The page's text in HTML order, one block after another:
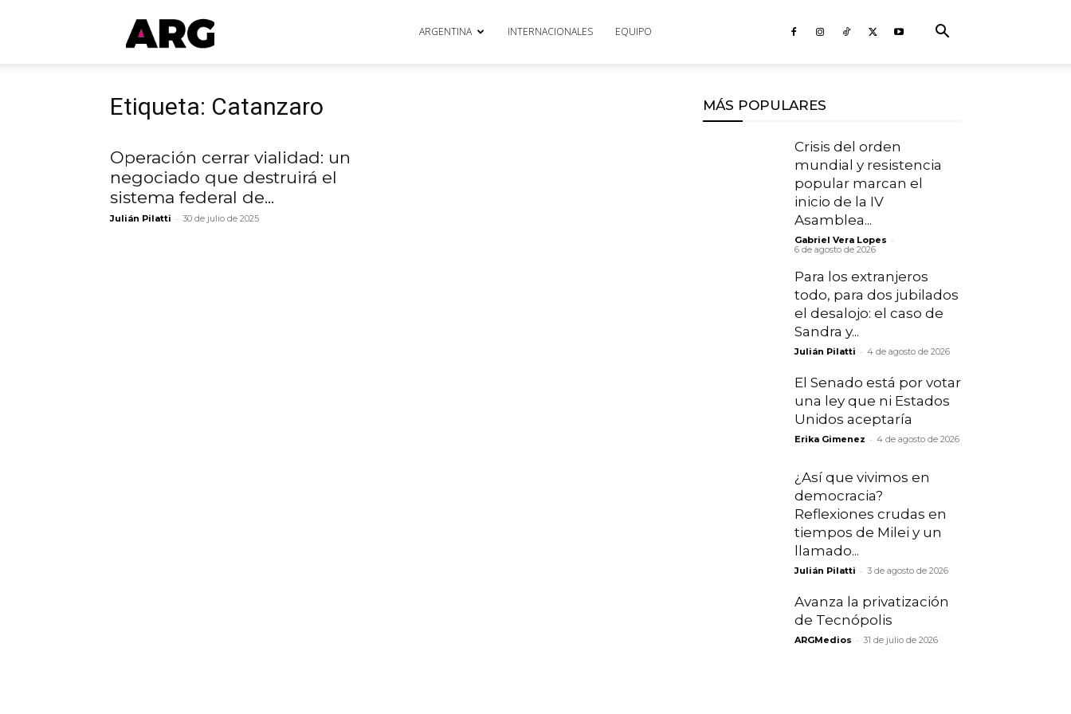
ARGmedios ARGENTINA INTERNACIONALES EQUIPO
Etiqueta: Catanzaro
Operación cerrar vialidad: un
negociado que destruirá el
sistema federal de...
Julián Pilatti - 30 de julio de 2025
MÁS POPULARES
Crisis del orden
mundial y resistencia
popular marcan el
inicio de la IV
Asamblea...
Gabriel Vera Lopes -
6 de agosto de 2026
Para los extranjeros
todo, para dos jubilados
el desalojo: el caso de
Sandra y...
Julián Pilatti - 4 de agosto de 2026
El Senado está por votar
una ley que ni Estados
Unidos aceptaría
Erika Gimenez - 4 de agosto de 2026
¿Así que vivimos en
democracia?
Reflexiones crudas en
tiempos de Milei y un
llamado...
Julián Pilatti - 3 de agosto de 2026
Avanza la privatización
de Tecnópolis
ARGMedios - 31 de julio de 2026